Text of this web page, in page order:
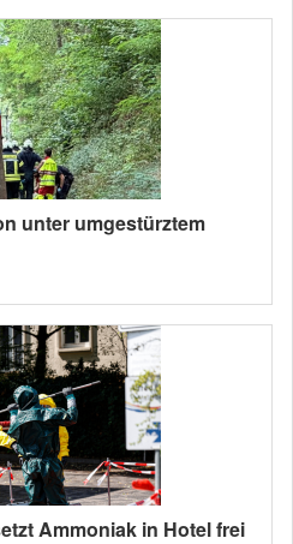
unter umgestürztem
Ammoniak in Hotel frei